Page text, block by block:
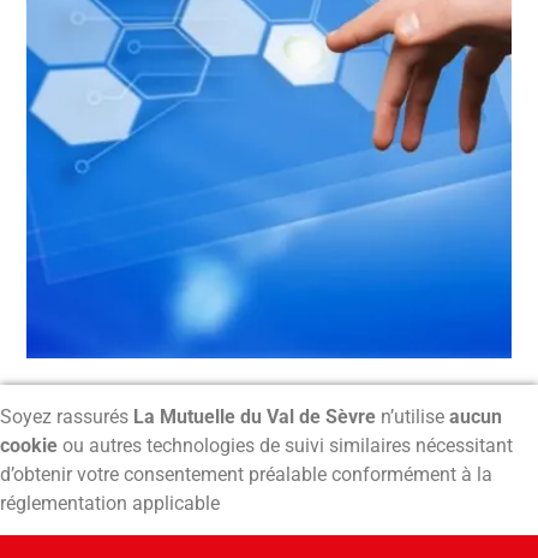
Soyez rassurés La Mutuelle du Val de Sèvre n’utilise aucun
cookie ou autres technologies de suivi similaires nécessitant
d’obtenir votre consentement préalable conformément à la
réglementation applicable